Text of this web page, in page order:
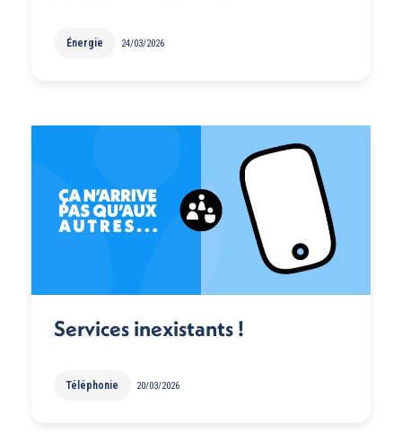
Énergie 24/03/2026
Services inexistants !
Téléphonie 20/03/2026